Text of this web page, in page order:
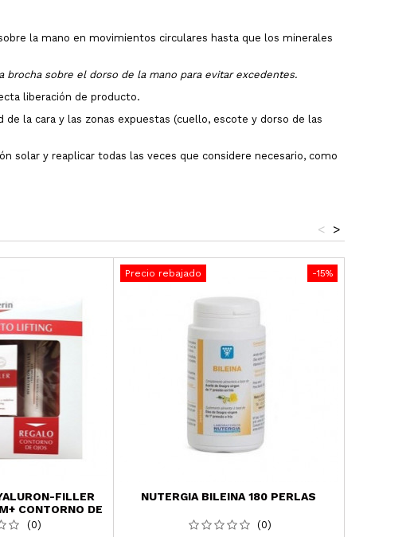
la mano en movimientos circulares hasta que los minerales
sobre el dorso de la mano para evitar excedentes.
liberación de producto.
la cara y las zonas expuestas (cuello, escote y dorso de las
solar y reaplicar todas las veces que considere necesario, como
>
<
FILLER
CONTORNO DE
(0)
-15%
Precio rebajado
NUTERGIA BILEINA 180 PERLAS
(0)